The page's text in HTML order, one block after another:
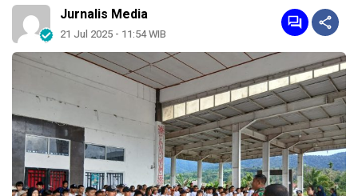
Jurnalis Media
21 Jul 2025 - 11:54 WIB